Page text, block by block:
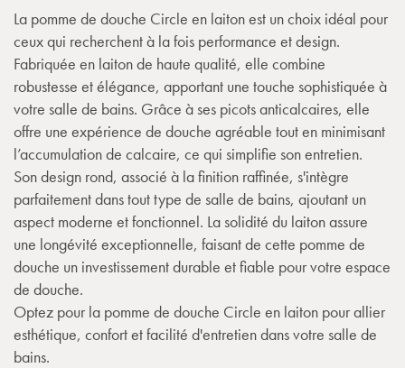
La pomme de douche Circle en laiton est un choix idéal pour
ceux qui recherchent à la fois performance et design.
Fabriquée en laiton de haute qualité, elle combine
robustesse et élégance, apportant une touche sophistiquée à
votre salle de bains. Grâce à ses picots anticalcaires, elle
offre une expérience de douche agréable tout en minimisant
l’accumulation de calcaire, ce qui simplifie son entretien.
Son design rond, associé à la finition raffinée, s'intègre
parfaitement dans tout type de salle de bains, ajoutant un
aspect moderne et fonctionnel. La solidité du laiton assure
une longévité exceptionnelle, faisant de cette pomme de
douche un investissement durable et fiable pour votre espace
de douche.
Optez pour la pomme de douche Circle en laiton pour allier
esthétique, confort et facilité d'entretien dans votre salle de
bains.